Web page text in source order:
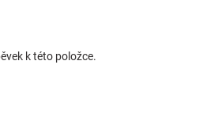
k této položce.